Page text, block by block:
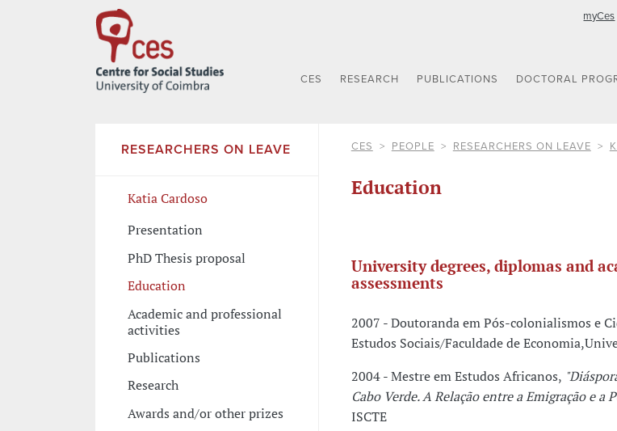
myCes
CES RESEARCH PUBLICATIONS DOCTORAL
RESEARCHERS ON LEAVE
Katia Cardoso
Presentation
PhD Thesis proposal
Education
Academic and professional
activities
Publications
Research
Awards and/or other prizes
CES PEOPLE RESEARCHERS ON LEAVE
Education
University degrees, diplomas and
assessments
2007 - Doutoranda em Pós-colonialismos e
Estudos Sociais/Faculdade de
2004 - Mestre em Estudos Africanos,
Cabo Verde. A Relação entre a Emigração e
ISCTE